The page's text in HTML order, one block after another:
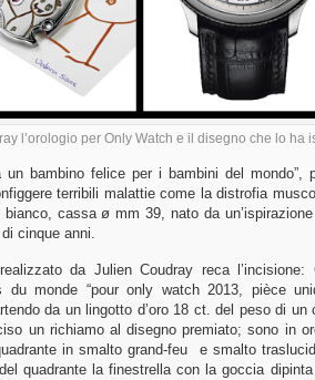
l’orologio per Only Watch e il disegno che lo ha
un bambino felice per i bambini del mondo”,
terribili malattie come la distrofia
cassa ø mm 39, nato da
cinque anni.
da Julien Coudray reca l’incisione:
du monde “pour only watch 2013, pièce
da un lingotto d’oro 18 ct. del peso di
un richiamo al disegno premiato; sono in
in smalto grand-feu e smalto
quadrante la finestrella con la goccia